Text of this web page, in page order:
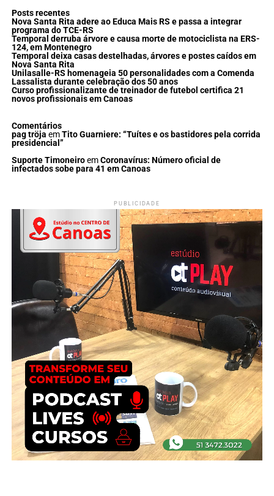
Posts recentes
Nova Santa Rita adere ao Educa Mais RS e passa a integrar
programa do TCE-RS
Temporal derruba árvore e causa morte de motociclista na ERS-
124, em Montenegro
Temporal deixa casas destelhadas, árvores e postes caídos em
Nova Santa Rita
Unilasalle-RS homenageia 50 personalidades com a Comenda
Lassalista durante celebração dos 50 anos
Curso profissionalizante de treinador de futebol certifica 21
novos profissionais em Canoas
Comentários
pag tröja emTito Guarniere: “Tuítes e os bastidores pela corrida
presidencial”
Suporte TimoneiroemCoronavírus: Número oficial de
infectados sobe para 41 em Canoas
PUBLICIDADE